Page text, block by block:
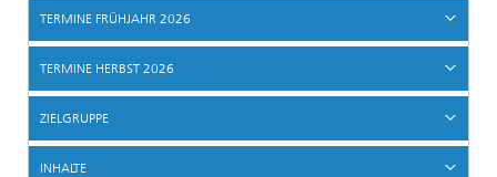
TERMINE FRÜHJAHR 2026
TERMINE HERBST 2026
ZIELGRUPPE
INHALTE